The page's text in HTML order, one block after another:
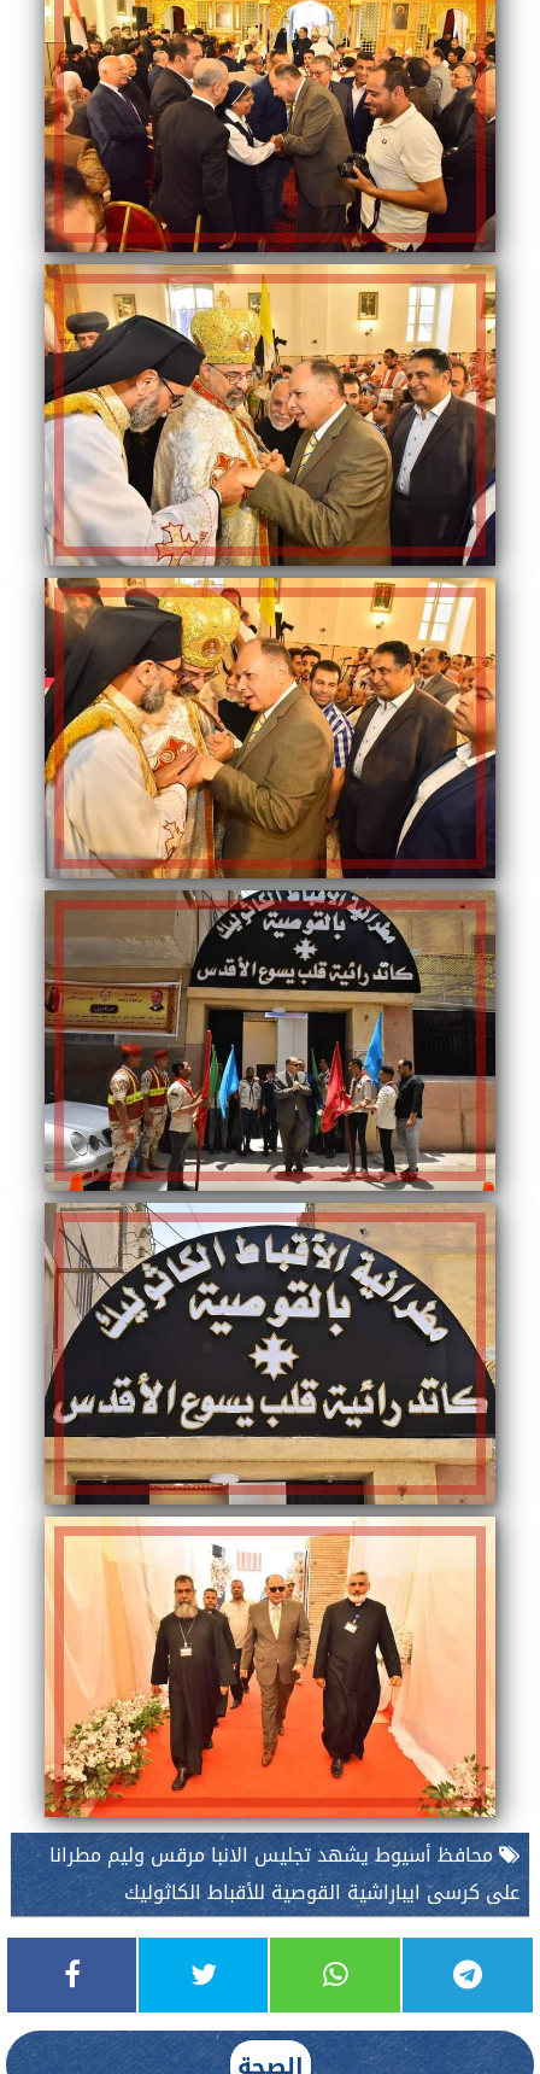
محافظ أسيوط يشهد تجليس الانبا مرقس وليم مطرانا
على كرسى ايباراشية القوصية للأقباط الكاثوليك